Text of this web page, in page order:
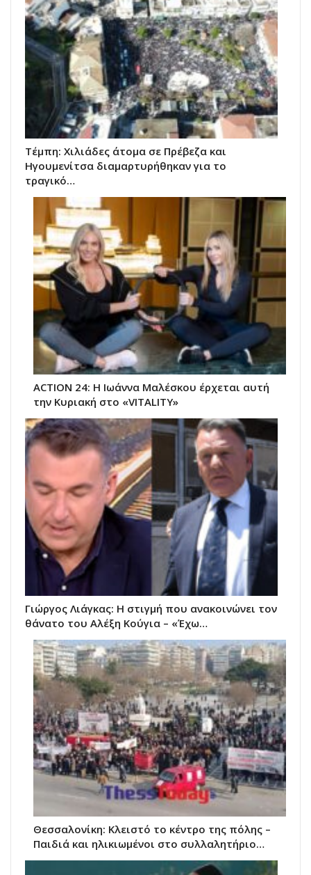
Τέμπη: Χιλιάδες άτομα σε Πρέβεζα και
Ηγουμενίτσα διαμαρτυρήθηκαν για το
τραγικό…
ACTION 24: Η Ιωάννα Μαλέσκου έρχεται αυτή
την Κυριακή στο «VITALITY»
Γιώργος Λιάγκας: Η στιγμή που ανακοινώνει τον
θάνατο του Αλέξη Κούγια – «Έχω…
Θεσσαλονίκη: Κλειστό το κέντρο της πόλης –
Παιδιά και ηλικιωμένοι στο συλλαλητήριο…